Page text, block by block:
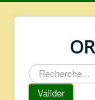
Rechercher
Valider